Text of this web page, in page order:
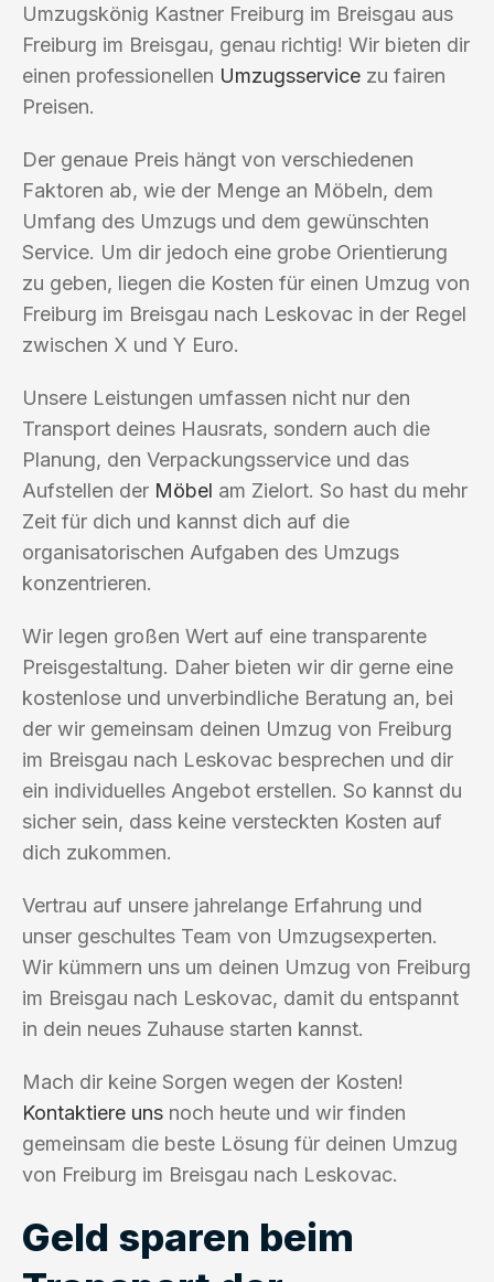
Umzugskönig Kastner Freiburg im Breisgau aus
Freiburg im Breisgau, genau richtig! Wir bieten dir
einen professionellen Umzugsservice zu fairen
Preisen.
Der genaue Preis hängt von verschiedenen
Faktoren ab, wie der Menge an Möbeln, dem
Umfang des Umzugs und dem gewünschten
Service. Um dir jedoch eine grobe Orientierung
zu geben, liegen die Kosten für einen Umzug von
Freiburg im Breisgau nach Leskovac in der Regel
zwischen X und Y Euro.
Unsere Leistungen umfassen nicht nur den
Transport deines Hausrats, sondern auch die
Planung, den Verpackungsservice und das
Aufstellen der Möbel am Zielort. So hast du mehr
Zeit für dich und kannst dich auf die
organisatorischen Aufgaben des Umzugs
konzentrieren.
Wir legen großen Wert auf eine transparente
Preisgestaltung. Daher bieten wir dir gerne eine
kostenlose und unverbindliche Beratung an, bei
der wir gemeinsam deinen Umzug von Freiburg
im Breisgau nach Leskovac besprechen und dir
ein individuelles Angebot erstellen. So kannst du
sicher sein, dass keine versteckten Kosten auf
dich zukommen.
Vertrau auf unsere jahrelange Erfahrung und
unser geschultes Team von Umzugsexperten.
Wir kümmern uns um deinen Umzug von Freiburg
im Breisgau nach Leskovac, damit du entspannt
in dein neues Zuhause starten kannst.
Mach dir keine Sorgen wegen der Kosten!
Kontaktiere uns noch heute und wir finden
gemeinsam die beste Lösung für deinen Umzug
von Freiburg im Breisgau nach Leskovac.
Geld sparen beim